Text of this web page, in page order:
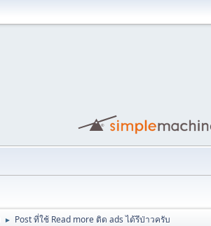
► Post ที่ใช้ Read more ติด ads ได้รึป่าวครับ